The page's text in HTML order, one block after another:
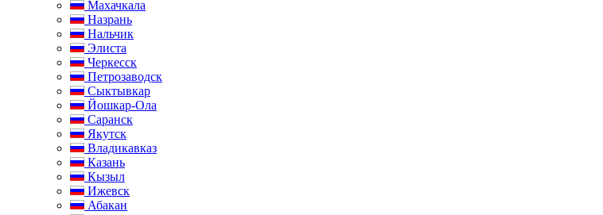
Махачкала
Назрань
Нальчик
Элиста
Черкесск
Петрозаводск
Сыктывкар
Йошкар-Ола
Саранск
Якутск
Владикавказ
Казань
Кызыл
Ижевск
Абакан